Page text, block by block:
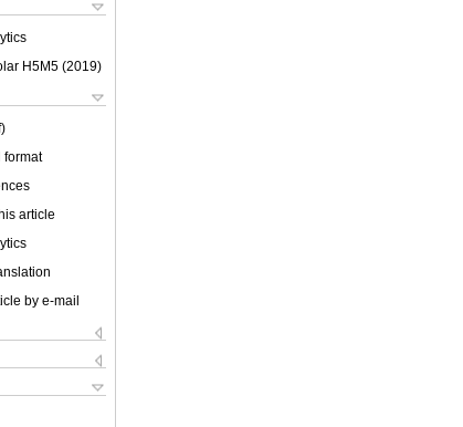
H5M5 (2019)
format
article
by e-mail